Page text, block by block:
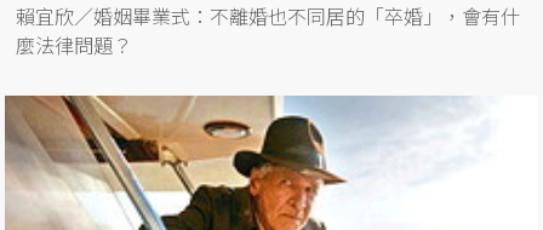
賴宜欣／婚姻畢業式：不離婚也不同居的「卒婚」，會有什
麼法律問題？